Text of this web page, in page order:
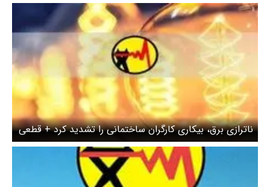
ناترازی برق، بیکاری کارگران ساختمانی را تشدید کرد + قطعی
برق، کارخانه‌های مصالح ساختمانی را خواباند!